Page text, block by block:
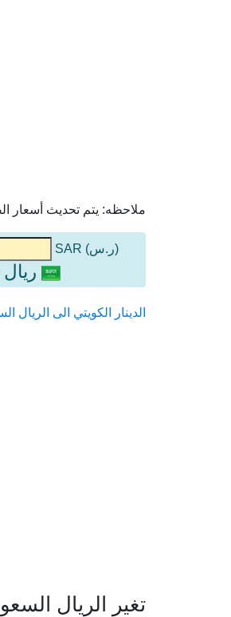
ملاحظه: يتم تحديث أسعار
(ر.س) SAR
الدينار الكويتي الى الريال
تغير الريال